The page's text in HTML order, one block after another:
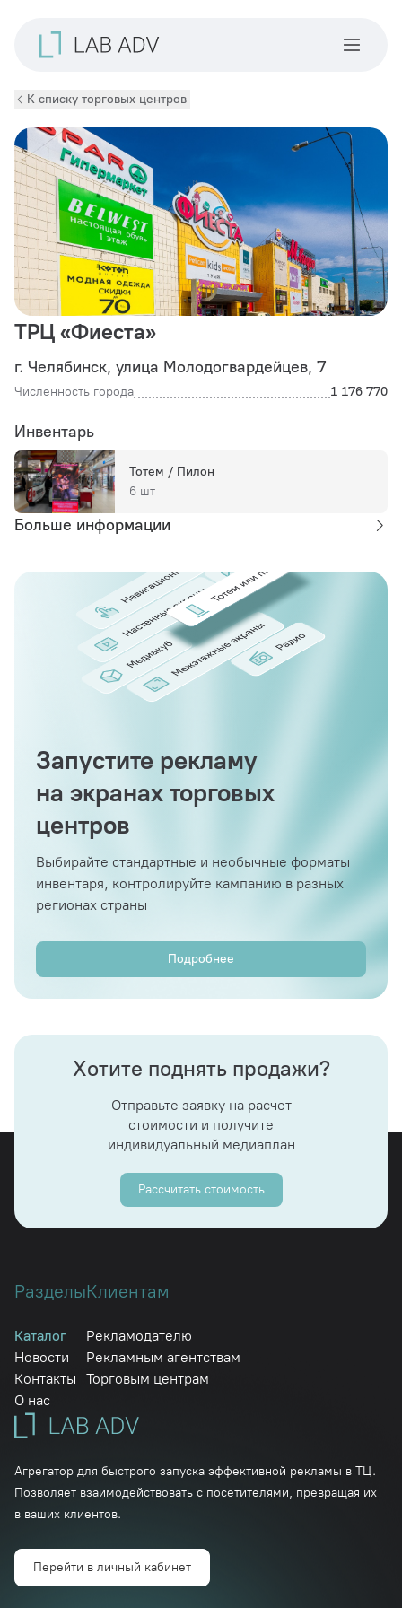
К списку торговых центров
Инвентарь
Тотем / Пилон
6 шт
ТРЦ «Фиеста»
г. Челябинск, улица Молодогвардейцев, 7
Численность города 1 176 770
Больше информации
Запустите рекламу
на экранах торговых
центров
Выбирайте стандартные и необычные форматы
инвентаря, контролируйте кампанию в разных
регионах страны
Подробнее
Хотите поднять продажи?
Отправьте заявку на расчет
стоимости и получите
индивидуальный медиаплан
Рассчитать стоимость
Агрегатор для быстрого запуска эффективной рекламы в ТЦ.
Позволяет взаимодействовать с посетителями, превращая их
в ваших клиентов.
Перейти в личный кабинет
Разделы
Каталог
Новости
Контакты
О нас
Клиентам
Рекламодателю
Рекламным агентствам
Торговым центрам